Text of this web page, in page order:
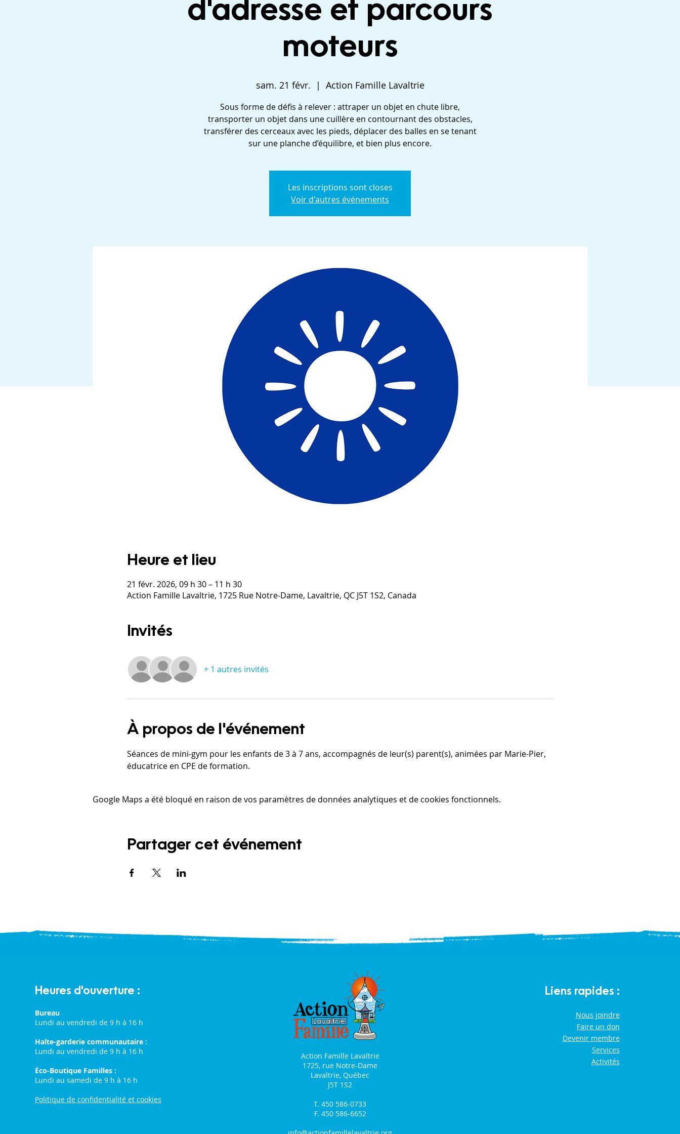
d'adresse et parcours
moteurs
sam. 21 févr.
  |
Action Famille Lavaltrie
Sous forme de défis à relever : attraper un objet en chute libre,
transporter un objet dans une cuillère en contournant des obstacles,
transférer des cerceaux avec les pieds, déplacer des balles en se tenant
sur une planche d’équilibre, et bien plus encore.
Les inscriptions sont closes
Voir d'autres événements
Heure et lieu
21 févr. 2026, 09 h 30 – 11 h 30
Action Famille Lavaltrie, 1725 Rue Notre-Dame, Lavaltrie, QC J5T 1S2, Canada
Invités
+ 1 autres invités
À propos de l'événement
Séances de mini-gym pour les enfants de 3 à 7 ans, accompagnés de leur(s) parent(s), animées par Marie-Pier,
éducatrice en CPE de formation.
Google Maps a été bloqué en raison de vos paramètres de données analytiques et de cookies fonctionnels.
Partager cet événement
Heures d'ouverture :
Bureau
Lundi au vendredi de 9 h à 16 h
Halte-garderie communautaire :
Lundi au vendredi de 9 h à 16 h
Éco-Boutique Familles :
Lundi au samedi de 9 h à 16 h
Politique de confidentialité et cookies
Action Famille Lavaltrie
1725, rue Notre-Dame
Lavaltrie, Québec
J5T 1S2
T. 450 586-0733
F. 450 586-6652
Liens rapides :
Nous joindre
Faire un don
Devenir membre
Services
Activités